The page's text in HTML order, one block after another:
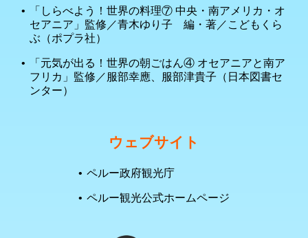
「しらべよう！世界の料理⑦ 中央・南アメリカ・オ
セアニア」監修／青木ゆり子 編・著／こどもくら
ぶ（ポプラ社）
「元気が出る！世界の朝ごはん④ オセアニアと南ア
フリカ」監修／服部幸應、服部津貴子（日本図書セ
ンター）
ウェブサイト
ペルー政府観光庁
ペルー観光公式ホームページ